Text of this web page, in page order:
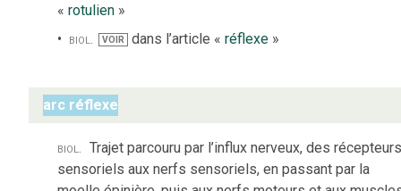
« rotulien »
biol.
VOIR dans l’article « réflexe»
arc réflexe
biol.
Trajet parcouru par l’influx nerveux, des récepteurs
sensoriels aux nerfs sensoriels, en passant par la